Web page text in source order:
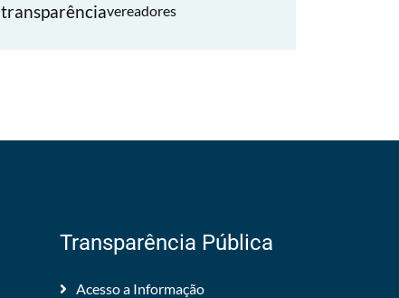
transparênciavereadores
Transparência Pública
Acesso a Informação